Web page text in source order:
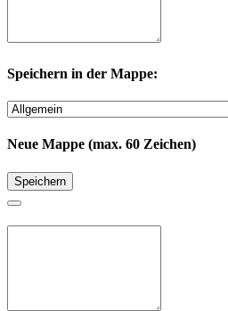
Speichern in der Mappe:
Neue Mappe (max. 60 Zeichen)
Speichern